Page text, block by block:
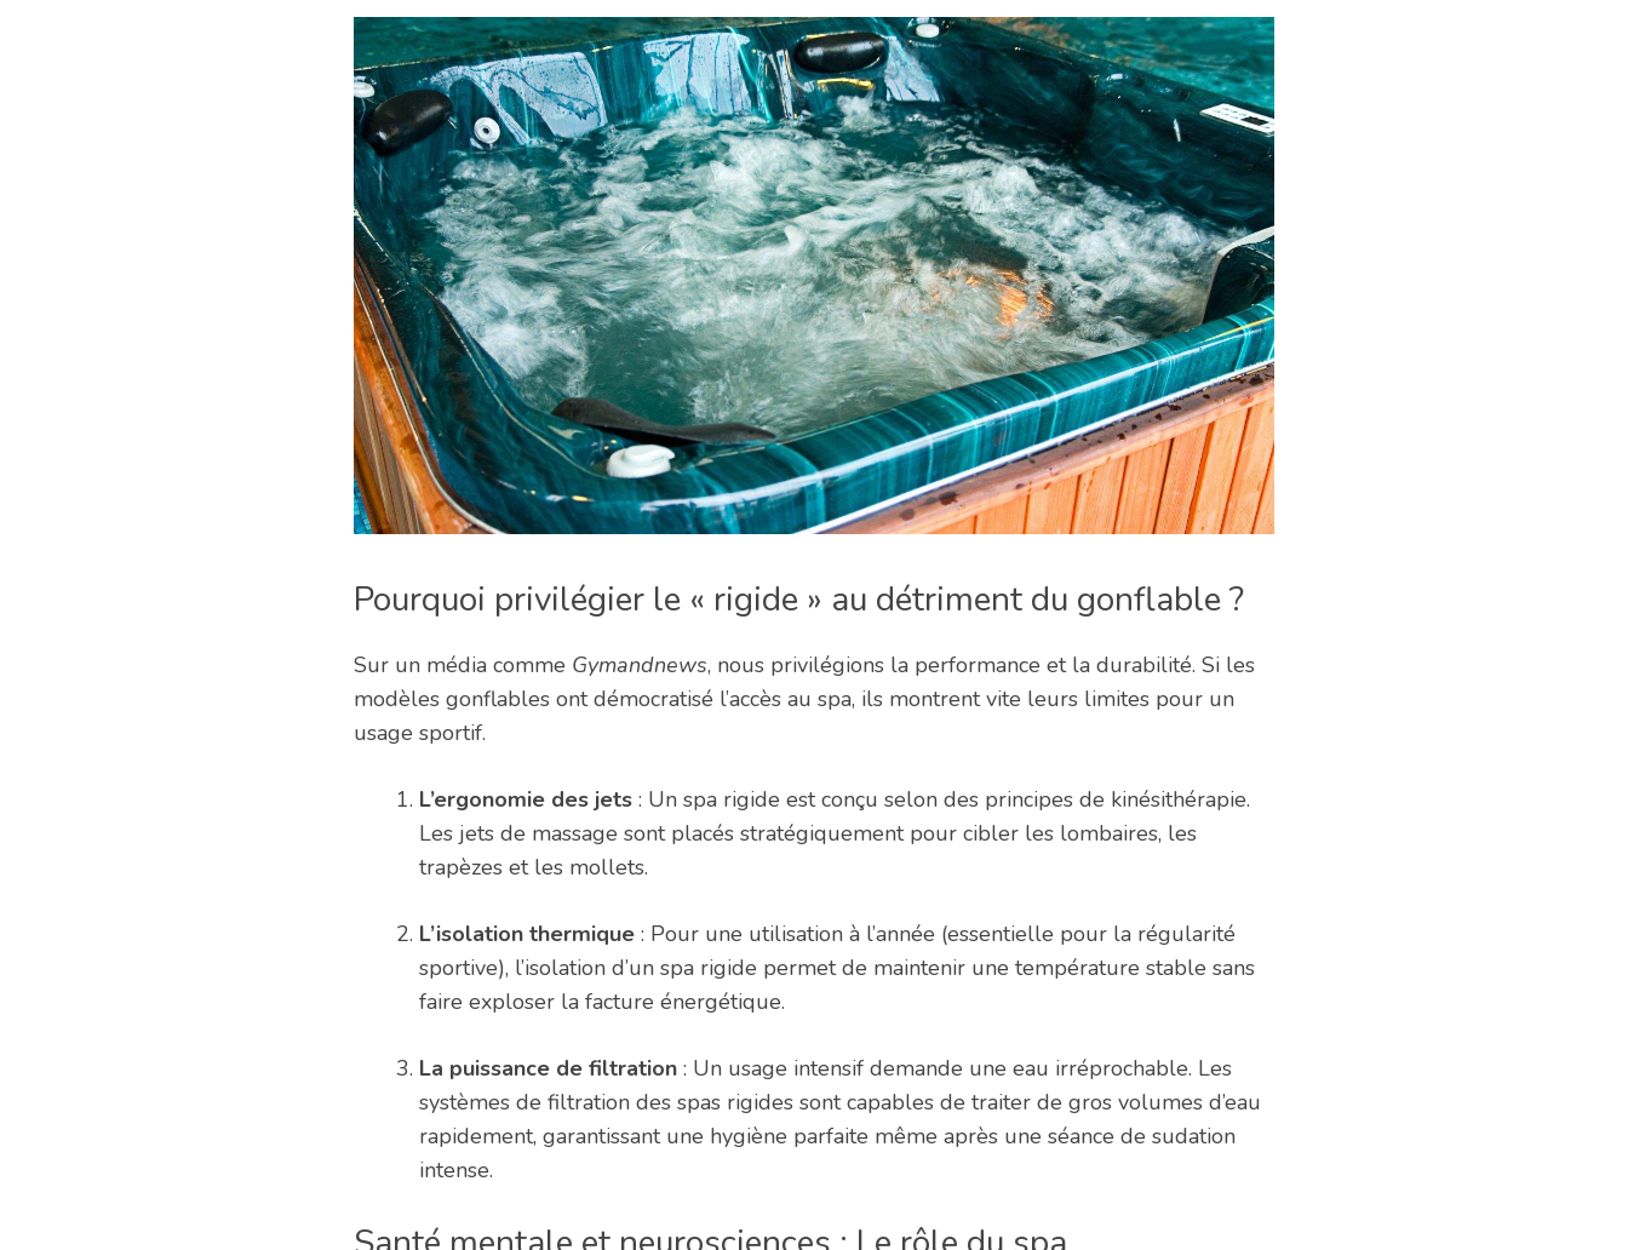
Pourquoi privilégier le « rigide » au détriment du gonflable ?
Sur un média comme Gymandnews, nous privilégions la performance et la durabilité. Si les
modèles gonflables ont démocratisé l’accès au spa, ils montrent vite leurs limites pour un
usage sportif.
L’ergonomie des jets : Un spa rigide est conçu selon des principes de kinésithérapie.
Les jets de massage sont placés stratégiquement pour cibler les lombaires, les
trapèzes et les mollets.
L’isolation thermique : Pour une utilisation à l’année (essentielle pour la régularité
sportive), l’isolation d’un spa rigide permet de maintenir une température stable sans
faire exploser la facture énergétique.
La puissance de filtration : Un usage intensif demande une eau irréprochable. Les
systèmes de filtration des spas rigides sont capables de traiter de gros volumes d’eau
rapidement, garantissant une hygiène parfaite même après une séance de sudation
intense.